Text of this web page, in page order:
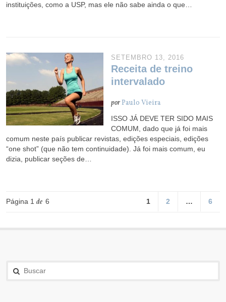
instituições, como a USP, mas ele não sabe ainda o que…
SETEMBRO 13, 2016
Receita de treino
intervalado
porPaulo Vieira
ISSO JÁ DEVE TER SIDO MAIS
COMUM, dado que já foi mais
comum neste país publicar revistas, edições especiais, edições
“one shot” (que não tem continuidade). Já foi mais comum, eu
dizia, publicar seções de…
Página 1de 6 1 2 … 6